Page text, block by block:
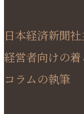
日本経済新聞
経営者向けの着
コラムの執筆